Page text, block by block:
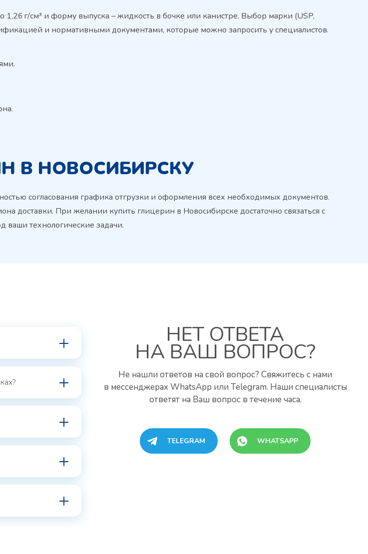
г/см³ и форму выпуска – жидкость в бочке или канистре. Выбор марки (USP,
и нормативными документами, которые можно запросить у специалистов.
В НОВОСИБИРСКУ
согласования графика отгрузки и оформления всех необходимых документов.
доставки. При желании купить глицерин в Новосибирске достаточно связаться с
технологические задачи.
НЕТ ОТВЕТА
НА ВАШ ВОПРОС?
Не нашли ответов на свой вопрос? Свяжитесь с нами
в мессенджерах WhatsApp или Telegram. Наши специалисты
ответят на Ваш вопрос в течение часа.
TELEGRAM WHATSAPP